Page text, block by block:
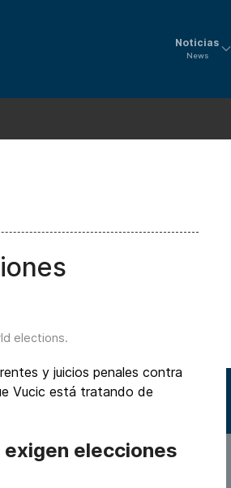
Noticias
News
elections.
y juicios penales contra
Vucic está tratando de
elecciones